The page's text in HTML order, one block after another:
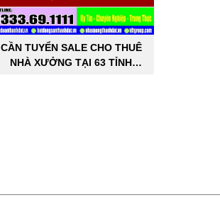
CẦN TUYỂN SALE CHO THUÊ
NHÀ XƯỞNG TẠI 63 TỈNH